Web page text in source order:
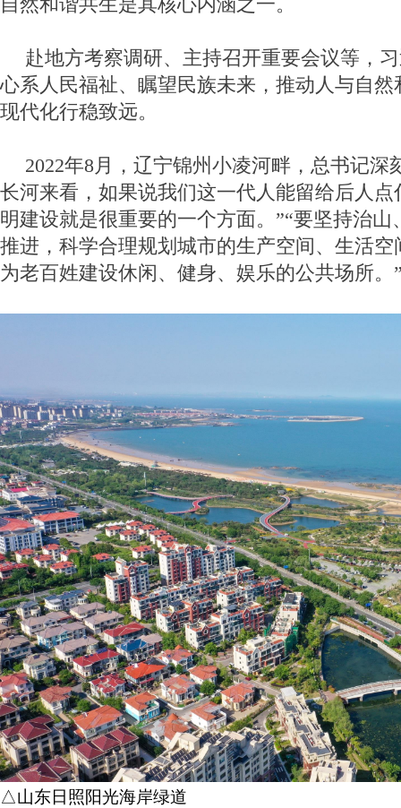
自然和谐共生是其核心内涵之一。
赴地方考察调研、主持召开重要会议等，
心系人民福祉、瞩望民族未来，推动人与自
现代化行稳致远。
2022年8月，辽宁锦州小凌河畔，总书记深
长河来看，如果说我们这一代人能留给后人
明建设就是很重要的一个方面。”“要坚持治山
推进，科学合理规划城市的生产空间、生活
为老百姓建设休闲、健身、娱乐的公共场所。
△山东日照阳光海岸绿道